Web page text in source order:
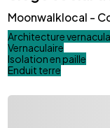
Moonwalklocal -
Architecture
Vernaculaire
Isolation en paille
Enduit terre